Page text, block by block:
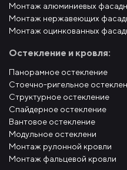
Монтаж алюминиевых
Монтаж нержавеющих
Монтаж оцинкованных
Остекление и кровля:
Панорамное остекление
Стоечно-ригельное
Структурное остекление
Спайдерное остекление
Вантовое остекление
Модульное остеклени
Монтаж рулонной кровли
Монтаж фальцевой кровли